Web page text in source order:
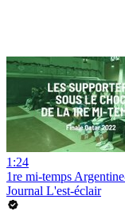
1:24
1re mi-temps
Journal L'est-éclair